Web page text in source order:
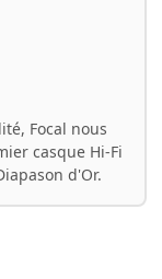
Focal nous
casque Hi-Fi
d'Or.